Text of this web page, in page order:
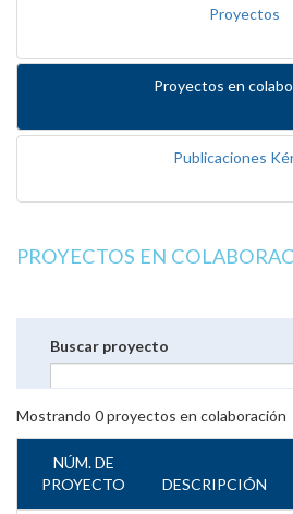
Proyectos
Proyectos en
Publicaciones
PROYECTOS EN
Buscar proyecto
Mostrando 0proyectos en colaboración
NÚM. DE
PROYECTO
DESCRIPCIÓN